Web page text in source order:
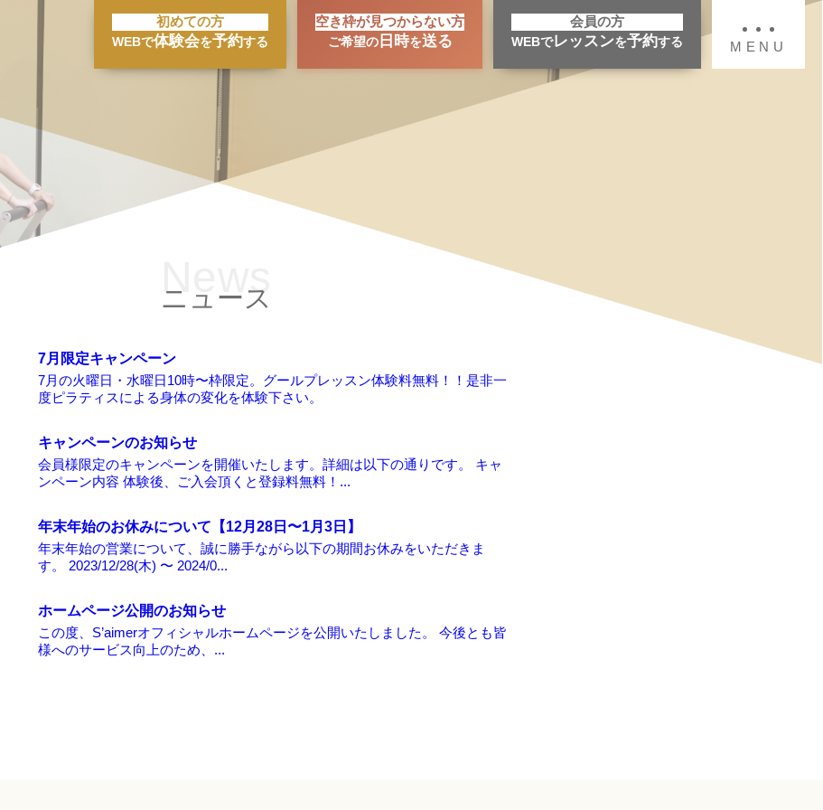
初めての方
WEBで体験会を予約する
空き枠が見つからない方
ご希望の日時を送る
会員の方
WEBでレッスンを予約する MENU
News
ニュース
7月限定キャンペーン
7月の火曜日・水曜日10時〜枠限定。グールプレッスン体験料無料！！是非一
度ピラティスによる身体の変化を体験下さい。
キャンペーンのお知らせ
会員様限定のキャンペーンを開催いたします。詳細は以下の通りです。 キャ
ンペーン内容 体験後、ご入会頂くと登録料無料！...
年末年始のお休みについて【12月28日〜1月3日】
年末年始の営業について、誠に勝手ながら以下の期間お休みをいただきま
す。 2023/12/28(木) 〜 2024/0...
ホームページ公開のお知らせ
この度、S’aimerオフィシャルホームページを公開いたしました。 今後とも皆
様へのサービス向上のため、...